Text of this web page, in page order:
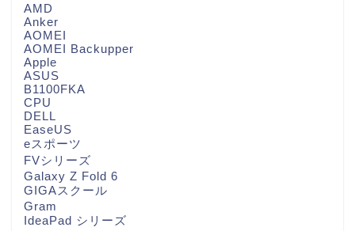
AMD
Anker
AOMEI
AOMEI Backupper
Apple
ASUS
B1100FKA
CPU
DELL
EaseUS
eスポーツ
FVシリーズ
Galaxy Z Fold 6
GIGAスクール
Gram
IdeaPad シリーズ